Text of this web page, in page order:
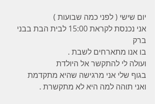
יום שישי ( לפני כמה שבועות )
אני נכנסת לקראת 15:00 לבית הבת בבני
ברק
בו אנו מתארחים לשבת .
ועולה לי להתקשר אל היולדת
בגוף שלי אני מרגישה שהיא מתקדמת
ואני תוהה למה היא לא מתקשרת .